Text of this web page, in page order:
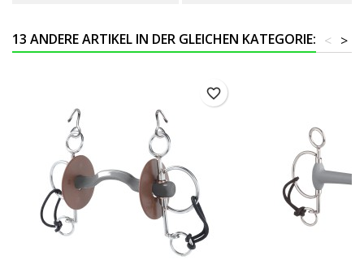
13 ANDERE ARTIKEL IN DER GLEICHEN KATEGORIE: >
<
favorite_border